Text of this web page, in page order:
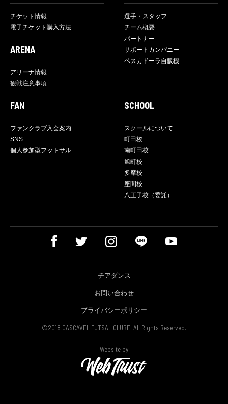
チケット情報
電子チケット購入方法
ARENA
アリーナ情報
観戦注意事項
選手・スタッフ
チーム概要
パートナー
サポートカンパニー
ペスカドーラ自販機
FAN
ファンクラブ入会案内
SNS
個人参加型フットサル
SCHOOL
スクールについて
町田校
南町田校
旭町校
多摩校
座間校
八王子校（委託）
チアダンス
お問い合わせ
プライバシーポリシー
©2018 CASCAVEL FUTSAL CLUBE. All Rights Reserved.
Website by